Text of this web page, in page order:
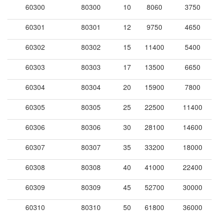
60300 80300 10 8060 3750
60301 80301 12 9750 4650
60302 80302 15 11400 5400
60303 80303 17 13500 6650
60304 80304 20 15900 7800
60305 80305 25 22500 11400
60306 80306 30 28100 14600
60307 80307 35 33200 18000
60308 80308 40 41000 22400
60309 80309 45 52700 30000
60310 80310 50 61800 36000